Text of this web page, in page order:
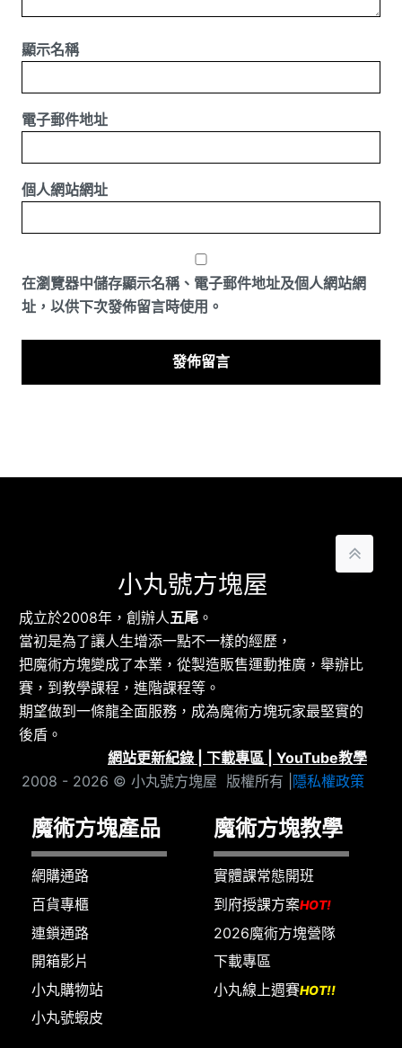
顯示名稱
電子郵件地址
個人網站網址
在瀏覽器中儲存顯示名稱、電子郵件地址及個人網站網
址，以供下次發佈留言時使用。
小丸號方塊屋
成立於2008年，創辦人 五尾 。
當初是為了讓人生增添一點不一樣的經歷，
把魔術方塊變成了本業，從製造販售運動推廣，舉辦比
賽，到教學課程，進階課程等。
期望做到一條龍全面服務，成為魔術方塊玩家最堅實的
後盾。
網站更新紀錄
下載專區
YouTube教學
2008 - 2026 © 小丸號方塊屋 版權所有 | 隱私權政策
魔術方塊產品
網購通路
百貨專櫃
連鎖通路
開箱影片
小丸購物站
小丸號蝦皮
魔術方塊教學
實體課常態開班
到府授課方案HOT!
2026魔術方塊營隊
下載專區
小丸線上週賽HOT!!